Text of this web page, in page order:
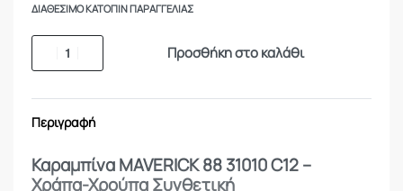
ΔΙΑΘΈΣΙΜΟ ΚΑΤΌΠΙΝ ΠΑΡΑΓΓΕΛΊΑΣ
Προσθήκη στο καλάθι
Περιγραφή
ΚαραμπίναMAVERICK 88 31010 C12–
Χράπα-Χρούπα Συνθετική